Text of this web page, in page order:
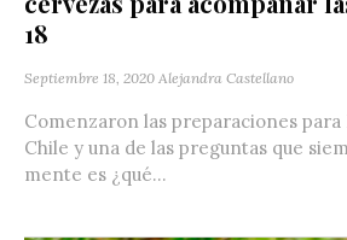
18
Septiembre 18, 2020 Alejandra Castellano
Comenzaron las preparaciones para
Chile y una de las preguntas que
mente es ¿qué...